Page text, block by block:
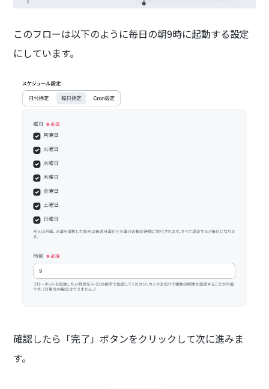
このフローは以下のように毎日の朝9時に起動する設定
にしています。
確認したら「完了」ボタンをクリックして次に進みま
す。